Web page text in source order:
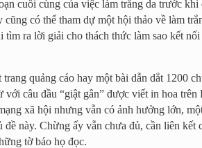
cuối cùng của việc làm trắng da trước
có thể tham dự một hội thảo về làm
ra lời giải cho thách thức làm sao kết
quảng cáo hay một bài dẫn dắt 1200
câu đầu “giật gân” được viết in hoa
xã hội nhưng vẫn có ảnh hưởng lớn,
này. Chừng ấy vẫn chưa đủ, cần liên
tờ báo họ đọc.